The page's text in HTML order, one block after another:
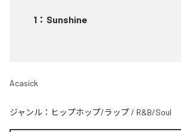
1 ： Sunshine
Acasick
ジャンル： ヒップホップ/ラップ / R&B/Soul